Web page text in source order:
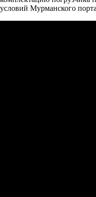
условий Мурманского